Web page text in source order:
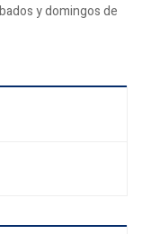
y domingos de